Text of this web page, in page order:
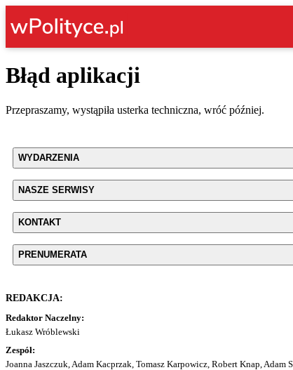
Błąd aplikacji
Przepraszamy, wystąpiła usterka techniczna, wróć później.
WYDARZENIA
NASZE SERWISY
KONTAKT
PRENUMERATA
REDAKCJA:
Redaktor Naczelny:
Łukasz Wróblewski
Zespół:
Joanna Jaszczuk, Adam Kacprzak, Tomasz Karpowicz, Robert Knap,